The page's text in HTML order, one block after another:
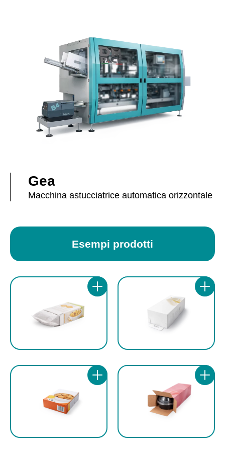
Gea
Macchina astucciatrice automatica orizzontale
Esempi prodotti